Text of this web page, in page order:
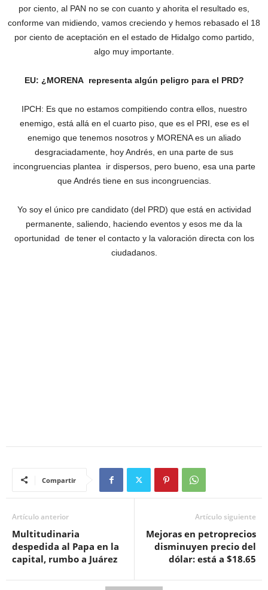
por ciento, al PAN no se con cuanto y ahorita el resultado es,
conforme van midiendo, vamos creciendo y hemos rebasado el 18
por ciento de aceptación en el estado de Hidalgo como partido,
algo muy importante.
EU: ¿MORENA representa algún peligro para el PRD?
IPCH: Es que no estamos compitiendo contra ellos, nuestro
enemigo, está allá en el cuarto piso, que es el PRI, ese es el
enemigo que tenemos nosotros y MORENA es un aliado
desgraciadamente, hoy Andrés, en una parte de sus
incongruencias plantea ir dispersos, pero bueno, esa una parte
que Andrés tiene en sus incongruencias.
Yo soy el único pre candidato (del PRD) que está en actividad
permanente, saliendo, haciendo eventos y esos me da la
oportunidad de tener el contacto y la valoración directa con los
ciudadanos.
Compartir
Artículo anterior
Multitudinaria
despedida al Papa en la
capital, rumbo a Juárez
Artículo siguiente
Mejoras en petroprecios
disminuyen precio del
dólar: está a $18.65